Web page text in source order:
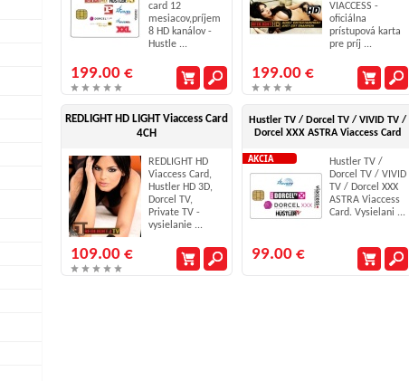
card 12
mesiacov,príjem
8 HD kanálov -
Hustle ...
199.00 €
VIACCESS -
oficiálna
prístupová karta
pre príj ...
199.00 €
REDLIGHT HD LIGHT Viaccess Card
4CH
REDLIGHT HD
Viaccess Card,
Hustler HD 3D,
Dorcel TV,
Private TV -
vysielanie ...
109.00 €
Hustler TV / Dorcel TV / VIVID TV /
Dorcel XXX ASTRA Viaccess Card
AKCIA
Hustler TV /
Dorcel TV / VIVID
TV / Dorcel XXX
ASTRA Viaccess
Card. Vysielani ...
99.00 €